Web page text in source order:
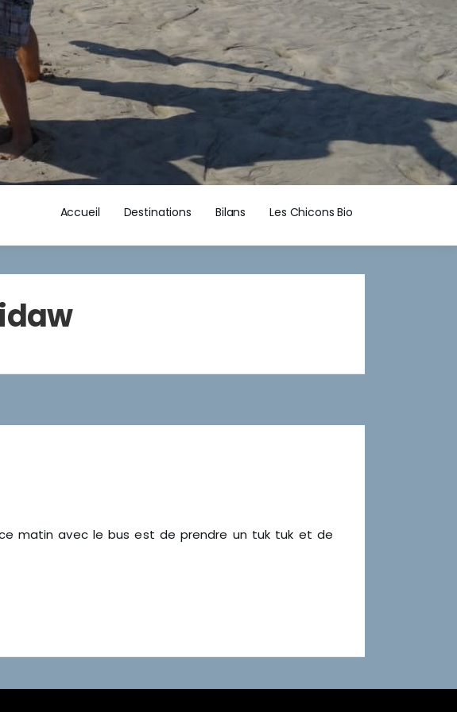
Accueil Destinations Bilans Les Chicons Bio
matin avec le bus est de prendre un tuk tuk et de